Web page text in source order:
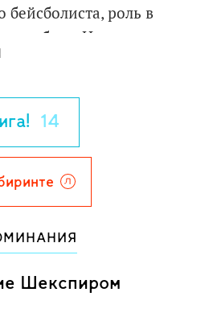
роль в
любовь. И все это в
войны во
14
Шекспиром